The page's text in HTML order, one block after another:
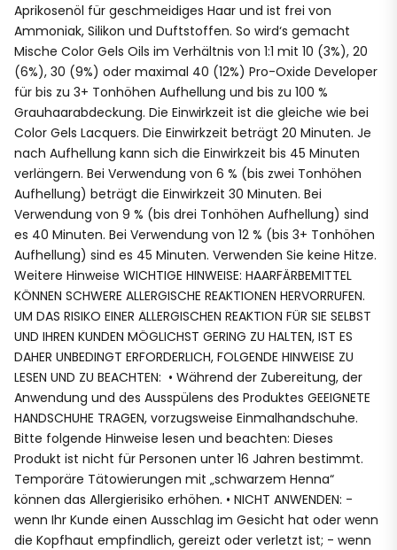
Aprikosenöl für geschmeidiges Haar und ist frei von
Ammoniak, Silikon und Duftstoffen. So wird‘s gemacht
Mische Color Gels Oils im Verhältnis von 1:1 mit 10 (3%), 20
(6%), 30 (9%) oder maximal 40 (12%) Pro-Oxide Developer
für bis zu 3+ Tonhöhen Aufhellung und bis zu 100 %
Grauhaarabdeckung. Die Einwirkzeit ist die gleiche wie bei
Color Gels Lacquers. Die Einwirkzeit beträgt 20 Minuten. Je
nach Aufhellung kann sich die Einwirkzeit bis 45 Minuten
verlängern. Bei Verwendung von 6 % (bis zwei Tonhöhen
Aufhellung) beträgt die Einwirkzeit 30 Minuten. Bei
Verwendung von 9 % (bis drei Tonhöhen Aufhellung) sind
es 40 Minuten. Bei Verwendung von 12 % (bis 3+ Tonhöhen
Aufhellung) sind es 45 Minuten. Verwenden Sie keine Hitze.
Weitere Hinweise WICHTIGE HINWEISE: HAARFÄRBEMITTEL
KÖNNEN SCHWERE ALLERGISCHE REAKTIONEN HERVORRUFEN.
UM DAS RISIKO EINER ALLERGISCHEN REAKTION FÜR SIE SELBST
UND IHREN KUNDEN MÖGLICHST GERING ZU HALTEN, IST ES
DAHER UNBEDINGT ERFORDERLICH, FOLGENDE HINWEISE ZU
LESEN UND ZU BEACHTEN: • Während der Zubereitung, der
Anwendung und des Ausspülens des Produktes GEEIGNETE
HANDSCHUHE TRAGEN, vorzugsweise Einmalhandschuhe.
Bitte folgende Hinweise lesen und beachten: Dieses
Produkt ist nicht für Personen unter 16 Jahren bestimmt.
Temporäre Tätowierungen mit „schwarzem Henna“
können das Allergierisiko erhöhen. • NICHT ANWENDEN: -
wenn Ihr Kunde einen Ausschlag im Gesicht hat oder wenn
die Kopfhaut empfindlich, gereizt oder verletzt ist; - wenn